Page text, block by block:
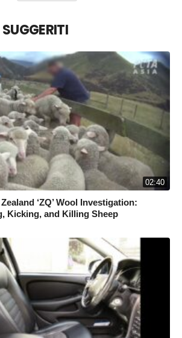
der Organisationen Viva! Poland
02:40
‘ZQ’ Wool Investigation:
Kicking, and Killing Sheep